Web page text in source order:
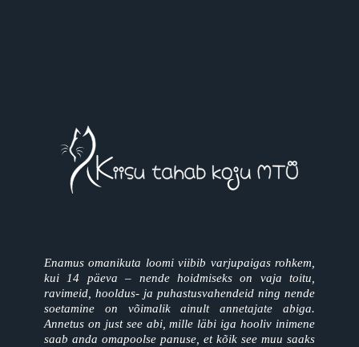
Enamus omanikuta loomi viibib varjupaigas rohkem,
kui 14 päeva – nende hoidmiseks on vaja toitu,
ravimeid, hooldus- ja puhastusvahendeid ning nende
soetamine on võimalik ainult annetajate abiga.
Annetus on just see abi, mille läbi iga hooliv inimene
saab anda omapoolse panuse, et kõik see muu saaks